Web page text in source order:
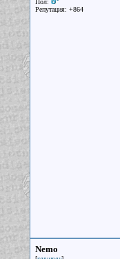
Пол:
Репутация: +864
Nemo